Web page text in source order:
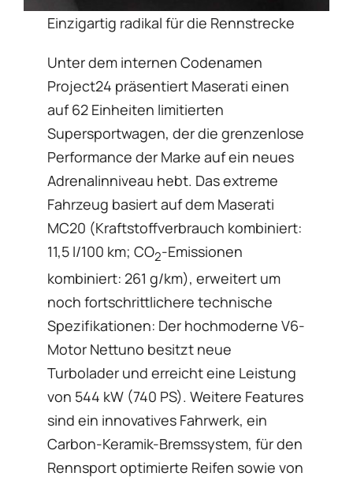
Einzigartig radikal für die Rennstrecke
Unter dem internen Codenamen
Project24 präsentiert Maserati einen
auf 62 Einheiten limitierten
Supersportwagen, der die grenzenlose
Performance der Marke auf ein neues
Adrenalinniveau hebt. Das extreme
Fahrzeug basiert auf dem Maserati
MC20 (Kraftstoffverbrauch kombiniert:
11,5 l/100 km; CO2-Emissionen
kombiniert: 261 g/km), erweitert um
noch fortschrittlichere technische
Spezifikationen: Der hochmoderne V6-
Motor Nettuno besitzt neue
Turbolader und erreicht eine Leistung
von 544 kW (740 PS). Weitere Features
sind ein innovatives Fahrwerk, ein
Carbon-Keramik-Bremssystem, für den
Rennsport optimierte Reifen sowie von